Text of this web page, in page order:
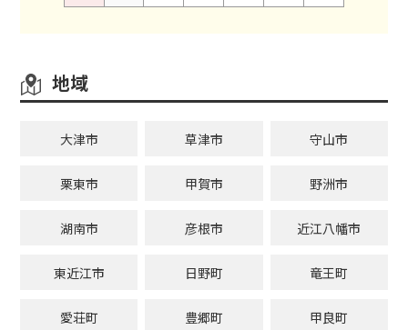
地域
大津市 草津市 守山市
栗東市 甲賀市 野洲市
湖南市 彦根市 近江八幡市
東近江市 日野町 竜王町
愛荘町 豊郷町 甲良町